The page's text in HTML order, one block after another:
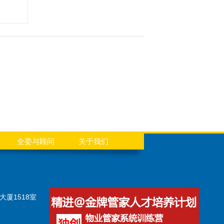
全委与顾问 关于我们
厦1518室